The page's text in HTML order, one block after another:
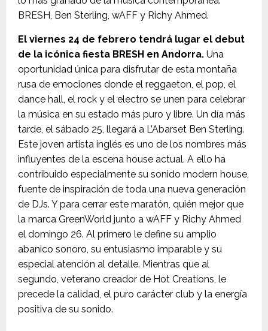
BRESH, Ben Sterling, wAFF y Richy Ahmed.
El viernes 24 de febrero tendrá lugar el debut
de la icónica fiesta BRESH en Andorra. Una
oportunidad única para disfrutar de esta montaña
rusa de emociones donde el reggaeton, el pop, el
dance hall, el rock y el electro se unen para celebrar
la música en su estado más puro y libre. Un día más
tarde, el sábado 25, llegará a L’Abarset Ben Sterling.
Este joven artista inglés es uno de los nombres más
influyentes de la escena house actual. A ello ha
contribuido especialmente su sonido modern house,
fuente de inspiración de toda una nueva generación
de DJs. Y para cerrar este maratón, quién mejor que
la marca GreenWorld junto a wAFF y Richy Ahmed
el domingo 26. Al primero le define su amplio
abanico sonoro, su entusiasmo imparable y su
especial atención al detalle. Mientras que al
segundo, veterano creador de Hot Creations, le
precede la calidad, el puro carácter club y la energía
positiva de su sonido.